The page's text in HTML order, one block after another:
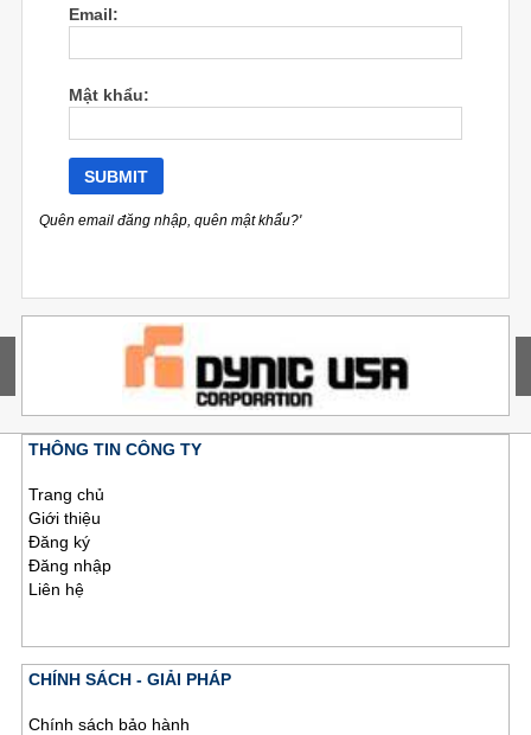
Email:
Mật khẩu:
Quên email đăng nhập, quên mật khẩu?'
THÔNG TIN CÔNG TY
Trang chủ
Giới thiệu
Đăng ký
Đăng nhập
Liên hệ
CHÍNH SÁCH - GIẢI PHÁP
Chính sách bảo hành